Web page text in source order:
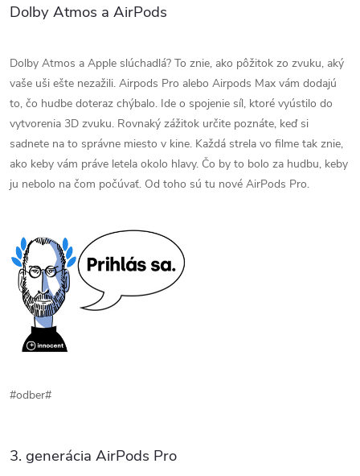
Dolby Atmos a AirPods
Dolby Atmos a Apple slúchadlá? To znie, ako pôžitok zo zvuku, aký
vaše uši ešte nezažili. Airpods Pro alebo Airpods Max vám dodajú
to, čo hudbe doteraz chýbalo. Ide o spojenie síl, ktoré vyústilo do
vytvorenia 3D zvuku. Rovnaký zážitok určite poznáte, keď si
sadnete na to správne miesto v kine. Každá strela vo filme tak znie,
ako keby vám práve letela okolo hlavy. Čo by to bolo za hudbu, keby
ju nebolo na čom počúvať. Od toho sú tu nové AirPods Pro.
#odber#
3. generácia AirPods Pro